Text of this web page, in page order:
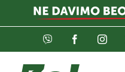
Viber Facebook